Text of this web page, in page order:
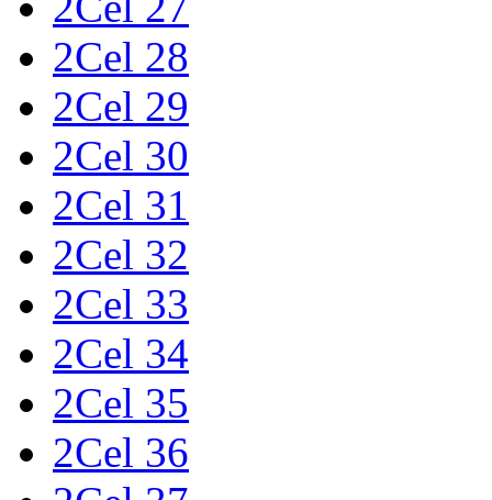
2Cel 28
2Cel 29
2Cel 30
2Cel 31
2Cel 32
2Cel 33
2Cel 34
2Cel 35
2Cel 36